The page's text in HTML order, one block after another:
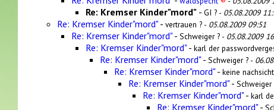
Re: Kremser Kinder"mord" - GI ? - 05.08.2009
Re: Kremser Kinder"mord"- vertrauen ? - 05.08.2009 09:51
Re: Kremser Kinder"mord"- Schweiger ? - 05.08.2009
Re: Kremser Kinder"mord"- karl der
Re: Kremser Kinder"mord"- Schweiger ? -
Re: Kremser Kinder"mord"- keine
Re: Kremser Kinder"mord"- Schweiger
Re: Kremser Kinder"mord"- karl
Re: Kremser Kinder"mord"-